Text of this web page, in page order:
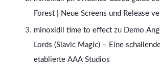
Forest | Neue Screens und Release
minoxidil time to effect zu
Demo
Lords (Slavic Magic) – Eine
etablierte AAA Studios